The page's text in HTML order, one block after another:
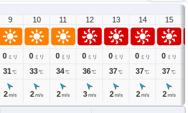
9
0 ミリ
31℃
2 m/s
10
0 ミリ
33℃
2 m/s
11
0 ミリ
34℃
2 m/s
12
0 ミリ
36℃
3 m/s
13
0 ミリ
37℃
2 m/s
14
0 ミリ
37℃
2 m/s
15
0 ミリ
37℃
2 m/s